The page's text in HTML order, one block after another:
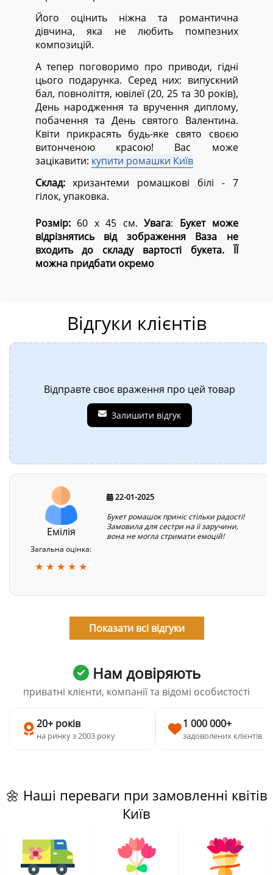
Його оцінить ніжна та романтична
дівчина, яка не любить помпезних
композицій.
А тепер поговоримо про приводи, гідні
цього подарунка. Серед них: випускний
бал, повноліття, ювілеї (20, 25 та 30 років),
День народження та вручення диплому,
побачення та День святого Валентина.
Квіти прикрасять будь-яке свято своєю
витонченою красою! Вас може
зацікавити: купити ромашки Київ
Склад:хризантеми ромашкові білі - 7
гілок, упаковка.
Розмір: 60 х 45 см.Увага: Букет може
відрізнятись від зображення Ваза не
входить до складу вартості букета. ЇЇ
можна придбати окремо
Відгуки клієнтів
Відправте своє враження про цей товар
Залишити відгук
Емілія
Загальна оцінка:
★ ★ ★ ★ ★
22-01-2025
Букет ромашок приніс стільки радості!
Замовила для сестри на її заручини,
вона не могла стримати емоцій!
Показати всі відгуки
Нам довіряють
приватні клієнти, компанії та відомі особистості
20+ років
на ринку з 2003 року
1 000 000+
задоволених клієнтів
🌼 Наші переваги при замовленні квітів
Київ